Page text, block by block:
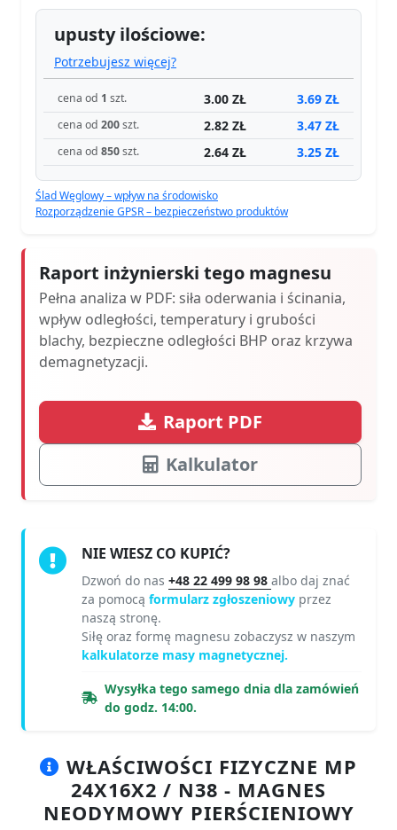
upusty ilościowe:
Potrzebujesz więcej?
cena od 1 szt. 3.00 ZŁ 3.69 ZŁ
cena od 200szt. 2.82 ZŁ 3.47 ZŁ
cena od 850szt. 2.64 ZŁ 3.25 ZŁ
Ślad Węglowy – wpływ na środowisko
Rozporządzenie GPSR – bezpieczeństwo produktów
Raport inżynierski tego magnesu
Pełna analiza w PDF: siła oderwania i ścinania,
wpływ odległości, temperatury i grubości
blachy, bezpieczne odległości BHP oraz krzywa
demagnetyzacji.
Raport PDF
Kalkulator
NIE WIESZ CO KUPIĆ?
Dzwoń do nas +48 22 499 98 98 albo daj znać
za pomocą formularz zgłoszeniowy przez
naszą stronę.
Siłę oraz formę magnesu zobaczysz w naszym
kalkulatorze masy magnetycznej.
Wysyłka tego samego dnia dla zamówień
do godz. 14:00.
WŁAŚCIWOŚCI FIZYCZNE MP
24X16X2 / N38 - MAGNES
NEODYMOWY PIERŚCIENIOWY